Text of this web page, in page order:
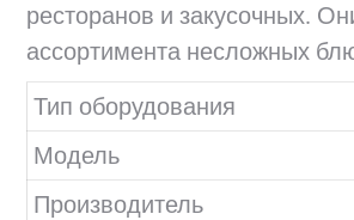
ресторанов и закусочных.
ассортимента несложных
Тип оборудования
Модель
Производитель